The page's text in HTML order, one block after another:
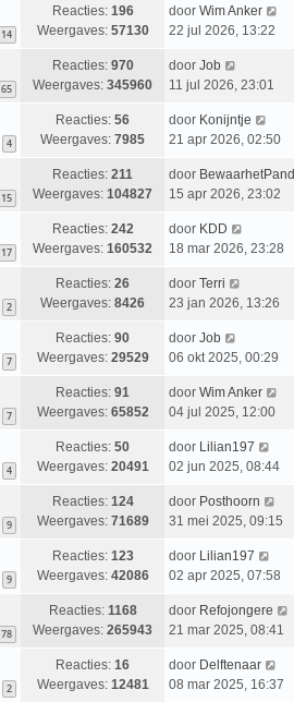
14
Reacties: 196
Weergaves: 57130
door Wim Anker
22 jul 2026, 13:22
65
Reacties: 970
Weergaves: 345960
door Job
11 jul 2026, 23:01
4
Reacties: 56
Weergaves: 7985
door Konijntje
21 apr 2026, 02:50
15
Reacties: 211
Weergaves: 104827
door BewaarhetPand
15 apr 2026, 23:02
17
Reacties: 242
Weergaves: 160532
door KDD
18 mar 2026, 23:28
2
Reacties: 26
Weergaves: 8426
door Terri
23 jan 2026, 13:26
7
Reacties: 90
Weergaves: 29529
door Job
06 okt 2025, 00:29
7
Reacties: 91
Weergaves: 65852
door Wim Anker
04 jul 2025, 12:00
4
Reacties: 50
Weergaves: 20491
door Lilian197
02 jun 2025, 08:44
9
Reacties: 124
Weergaves: 71689
door Posthoorn
31 mei 2025, 09:15
9
Reacties: 123
Weergaves: 42086
door Lilian197
02 apr 2025, 07:58
78
Reacties: 1168
Weergaves: 265943
door Refojongere
21 mar 2025, 08:41
2
Reacties: 16
Weergaves: 12481
door Delftenaar
08 mar 2025, 16:37